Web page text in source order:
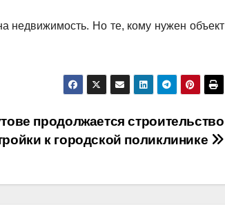
недвижимость. Но те, кому нужен объект
продолжается строительство
к городской поликлинике